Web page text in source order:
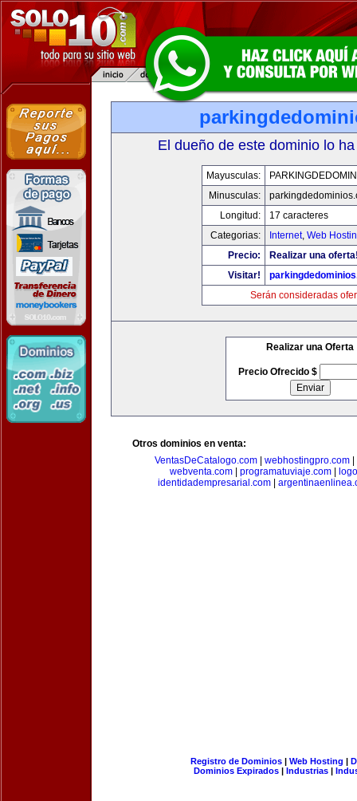
El dueño de este dominio lo
Mayusculas:
Minusculas:
Longitud:
17 caracteres
Categorias:
Internet, Web
Precio:
Realizar una
Visitar!
Serán consideradas
Realizar una Oferta
Precio Ofrecido $
Otros dominios en venta:
VentasDeCatalogo.com| webhostingpro.com|
webventa.com
programatuviaje.com
identidadempresarial.com
Registro de Dominios| Web Hosting |
Dominios Expirados | Industrias |